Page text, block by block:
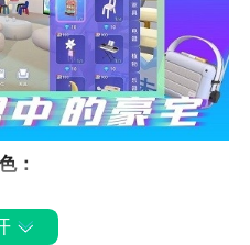
：
扮自己第一间小屋，你就